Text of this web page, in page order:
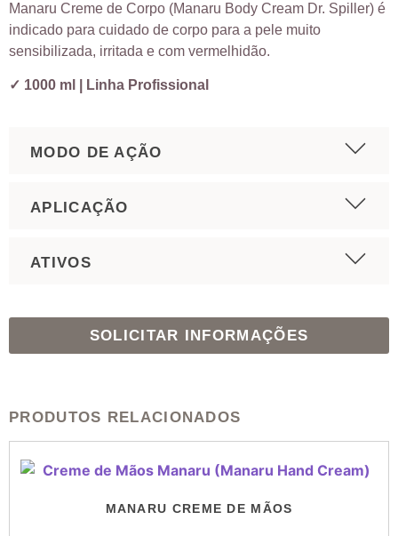
Manaru Creme de Corpo (Manaru Body Cream Dr. Spiller) é
indicado para cuidado de corpo para a pele muito
sensibilizada, irritada e com vermelhidão.
✓ 1000 ml | Linha Profissional
MODO DE AÇÃO
APLICAÇÃO
ATIVOS
SOLICITAR INFORMAÇÕES
PRODUTOS RELACIONADOS
MANARU CREME DE MÃOS